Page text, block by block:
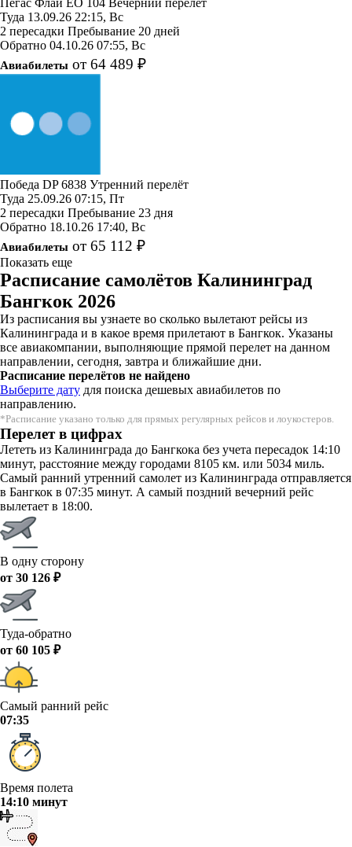
Туда 13.09.26 22:15, Вс
2 пересадки Пребывание 20 дней
Обратно 04.10.26 07:55, Вс
Авиабилеты от 64 489 ₽
Победа DP 6838 Утренний перелёт
Туда 25.09.26 07:15, Пт
2 пересадки Пребывание 23 дня
Обратно 18.10.26 17:40, Вс
Авиабилеты от 65 112 ₽
Показать еще
Расписание самолётов Калининград
Бангкок 2026
Из расписания вы узнаете во сколько вылетают рейсы из
Калининграда и в какое время прилетают в Бангкок. Указаны
все авиакомпании, выполняющие прямой перелет на данном
направлении, сегодня, завтра и ближайшие дни.
Расписание перелётов не найдено
Выберите дату для поиска дешевых авиабилетов по
направлению.
*Расписание указано только для прямых регулярных рейсов и лоукостеров.
Перелет в цифрах
Лететь из Калининграда до Бангкока без учета пересадок 14:10
минут, расстояние между городами 8105 км. или 5034 миль.
Самый ранний утренний самолет из Калининграда отправляется
в Бангкок в 07:35 минут. А самый поздний вечерний рейс
вылетает в 18:00.
В одну сторону
от 30 126 ₽
Туда-обратно
от 60 105 ₽
Самый ранний рейс
07:35
Время полета
14:10 минут